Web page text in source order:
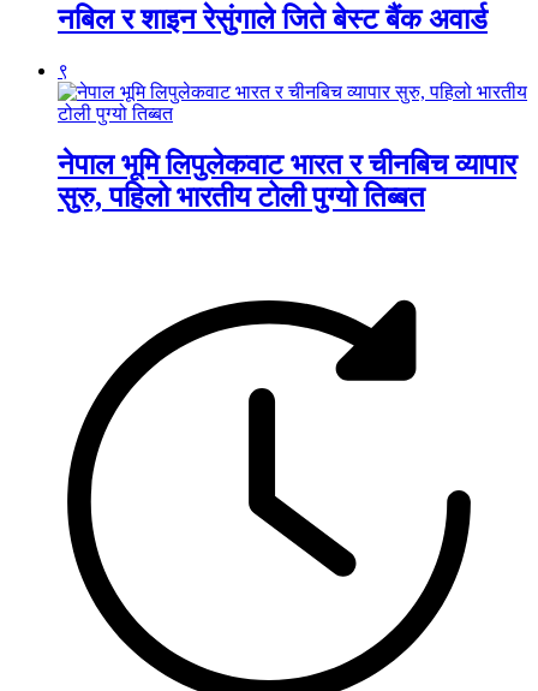
नबिल र शाइन रेसुंगाले जिते बेस्ट बैंक अवार्ड
९
नेपाल भूमि लिपुलेकवाट भारत र चीनबिच व्यापार
सुरु, पहिलो भारतीय टोली पुग्यो तिब्बत